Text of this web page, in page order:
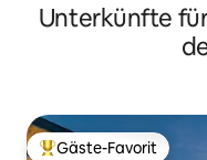
Unterkünfte
Gäste-Favorit